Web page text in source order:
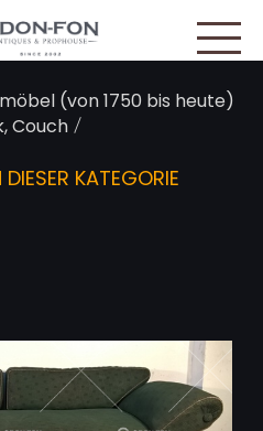
(von 1750 bis heute)
Couch/
KATEGORIE